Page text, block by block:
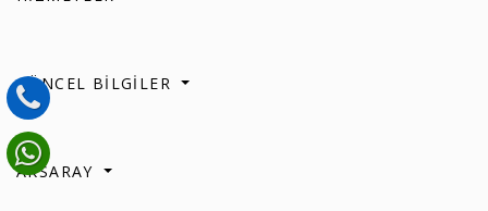
GÜNCEL BİLGİLER
AKSARAY